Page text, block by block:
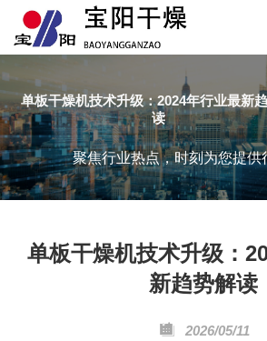
单板干燥机技术升级：2024年行业最新
读
聚焦行业热点，时刻为您提供
单板干燥机技术升级：
新趋势解读
 2026/05/11